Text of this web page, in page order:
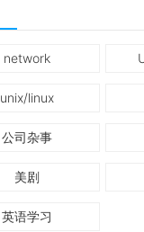
network
unix/linux
公司杂事
美剧
英语学习